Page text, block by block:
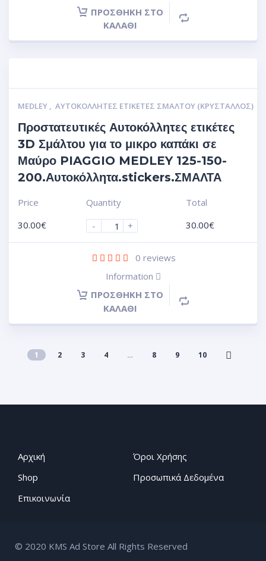
ΠΡΟΣΘΉΚΗ ΣΤΟ
ΚΑΛΆΘΙ
MEDLEY , ΑΥΤΟΚΌΛΛΗΤΕΣ ΕΤΙΚΈΤΕΣ ΣΜΆΛΤΟΥ (ΚΡΥΣΤΑΛΛΟΣ)
Προστατευτικές Αυτοκόλλητες ετικέτες
3D Σμάλτου για το μικρο καπάκι σε
Μαύρο PIAGGIO MEDLEY 125-150-
200.Αυτοκόλλητα.stickers.ΣΜΑΛΤΑ
Price
30.00€
Quantity
-
+
Total
30.00€
0 reviews
Information
ΠΡΟΣΘΉΚΗ ΣΤΟ
ΚΑΛΆΘΙ
1 2 3 4 … 8 9 10
Αρχική
Shop
Επικοινωνία
Όροι Χρήσης
Προσωπικά Δεδομένα
© 2020 KMS Ad Store All Rights Reserved